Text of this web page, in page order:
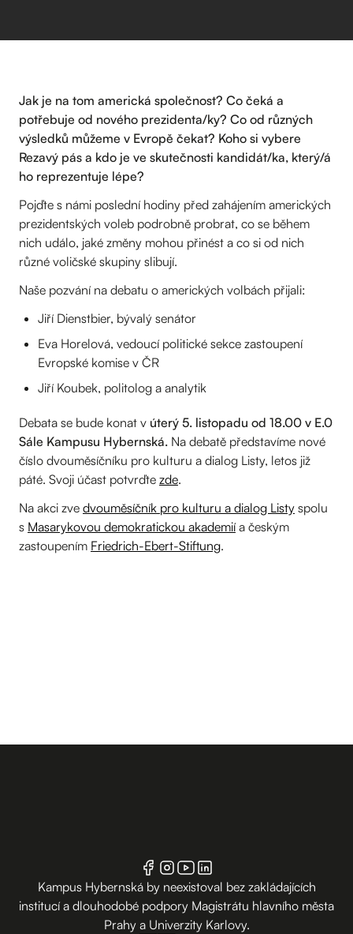
Jak je na tom americká společnost? Co čeká a
potřebuje od nového prezidenta/ky? Co od různých
výsledků můžeme v Evropě čekat? Koho si vybere
Rezavý pás a kdo je ve skutečnosti kandidát/ka, který/á
ho reprezentuje lépe?
Pojďte s námi poslední hodiny před zahájením amerických
prezidentských voleb podrobně probrat, co se během
nich událo, jaké změny mohou přinést a co si od nich
různé voličské skupiny slibují.
Naše pozvání na debatu o amerických volbách přijali:
Jiří Dienstbier, bývalý senátor
Eva Horelová, vedoucí politické sekce zastoupení
Evropské komise v ČR
Jiří Koubek, politolog a analytik
Debata se bude konat v úterý 5. listopadu od 18.00 v E.0
Sále Kampusu Hybernská. Na debatě představíme nové
číslo dvouměsíčníku pro kulturu a dialog Listy, letos již
páté. Svoji účast potvrďte zde.
Na akci zve dvouměsíčník pro kulturu a dialog Listy spolu
s Masarykovou demokratickou akademiía českým
zastoupením Friedrich-Ebert-Stiftung.
Kampus Hybernská by neexistoval bez zakládajících
institucí a dlouhodobé podpory Magistrátu hlavního města
Prahy a Univerzity Karlovy.